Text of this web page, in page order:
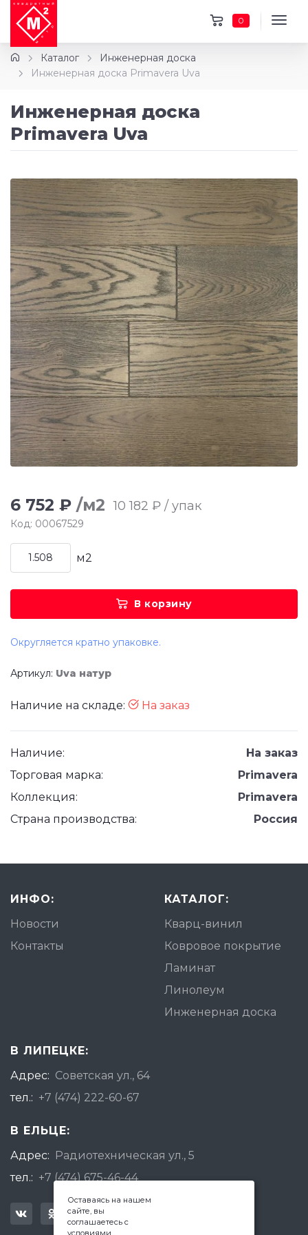
0
Каталог
Инженерная доска
Инженерная доска Primavera Uva
Инженерная доска
Primavera Uva
6 752 ₽ /м2 10 182 ₽ / упак
Код: 00067529
м2
В корзину
Округляется кратно упаковке.
Артикул: Uva натур
Наличие на складе: На заказ
Наличие:
На заказ
Торговая марка:
Primavera
Коллекция:
Primavera
Страна производства:
Россия
ИНФО:
Новости
Контакты
КАТАЛОГ:
Кварц-винил
Ковровое покрытие
Ламинат
Линолеум
Инженерная доска
В ЛИПЕЦКЕ:
Адрес: Советская ул., 64
тел.: +7 (474) 222-60-67
В ЕЛЬЦЕ:
Адрес: Радиотехническая ул., 5
тел.: +7 (474) 675-46-44
Оставаясь на нашем
сайте, вы
соглашаетесь с
условиями